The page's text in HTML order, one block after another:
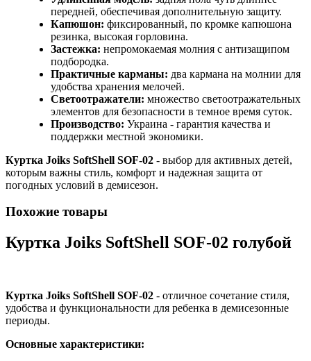
передней, обеспечивая дополнительную защиту.
Капюшон: фиксированный, по кромке капюшона
резинка, высокая горловина.
Застежка: непромокаемая молния с антизащипом
подбородка.
Практичные карманы: два кармана на молнии для
удобства хранения мелочей.
Светоотражатели: множество светоотражательных
элементов для безопасности в темное время суток.
Производство: Украина - гарантия качества и
поддержки местной экономики.
Куртка Joiks SoftShell SOF-02 - выбор для активных детей,
которым важны стиль, комфорт и надежная защита от
погодных условий в демисезон.
Похожие товары
Куртка Joiks SoftShell SOF-02 голубой
Куртка Joiks SoftShell SOF-02 - отличное сочетание стиля,
удобства и функциональности для ребенка в демисезонные
периоды.
Основные характеристики: